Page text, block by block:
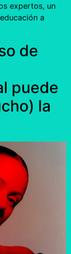
expertos, un
a
de
puede
la